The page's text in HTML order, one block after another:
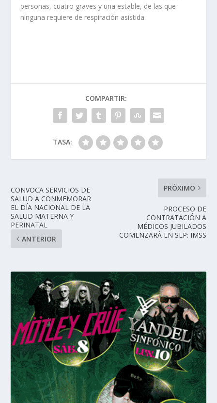
personas, cuatro graves y una estable, de las que
ninguna requiere de respiración asistida.
COMPARTIR:
TASA:
CONVOCA SERVICIOS DE
SALUD A CONMEMORAR
EL DÍA NACIONAL DE LA
SALUD MATERNA Y
PERINATAL
ANTERIOR
PRÓXIMO
PROCESO DE
CONTRATACIÓN A
MÉDICOS JUBILADOS
COMENZARÁ EN SLP: IMSS